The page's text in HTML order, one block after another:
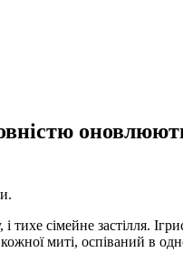
тихе сімейне застілля.
миті, оспіваний в